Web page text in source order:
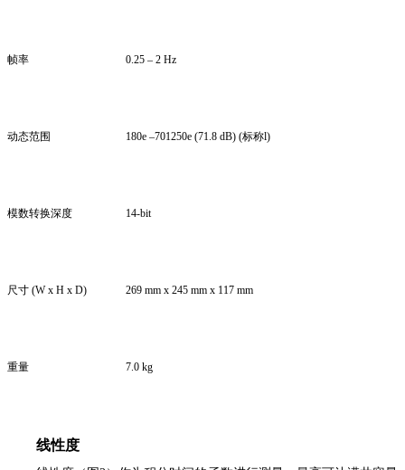
帧率 0.25 – 2 Hz
动态范围 180e –701250e (71.8 dB) (标称l)
模数转换深度 14-bit
尺寸 (W x H x D) 269 mm x 245 mm x 117 mm
重量 7.0 kg
线性度